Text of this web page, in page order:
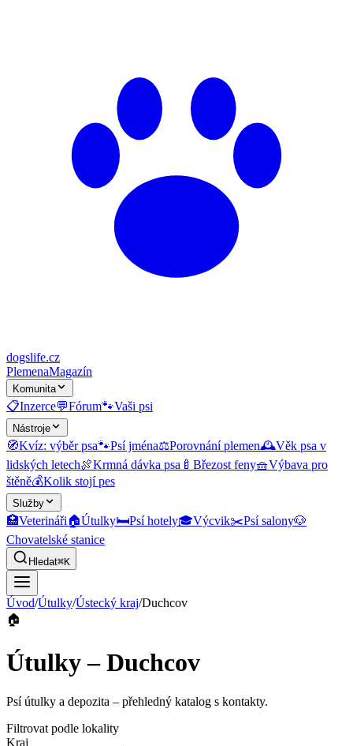
dogslife.cz
PlemenaMagazín
Komunita
📋Inzerce💬Fórum🐾Vaši psi
Nástroje
🧭Kvíz: výběr psa🐾Psí jména⚖️Porovnání plemen🕰️Věk psa v
lidských letech🍖Krmná dávka psa 🍼 Březost feny🧺Výbava pro
štěně💰Kolik stojí pes
Služby
🏥Veterináři🏠Útulky🛏️Psí hotely🎓Výcvik✂️Psí salony🐶
Chovatelské stanice
Hledat⌘K
Úvod/Útulky/Ústecký kraj/Duchcov
🏠
Útulky – Duchcov
Psí útulky a depozita – přehledný katalog s kontakty.
Filtrovat podle lokality
Kraj